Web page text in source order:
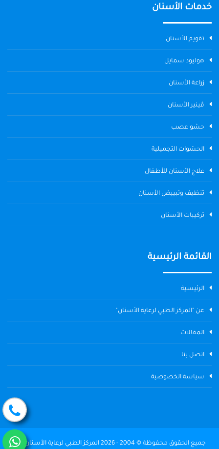
خدمات الأسنان
تقويم الأسنان
هوليود سمايل
زراعة الأسنان
ڤينير الأسنان
حشو عصب
الحشوات التجميلية
علاج الأسنان للأطفال
تنظيف وتبييض الأسنان
تركيبات الأسنان
القائمة الرئيسية
الرئيسية
عن "المركز الطبي لرعاية الأسنان"
المقالات
اتصل بنا
سياسة الخصوصية
جميع الحقوق محفوظة © 2004 - 2026 المركز الطبي لرعاية الأسنان The